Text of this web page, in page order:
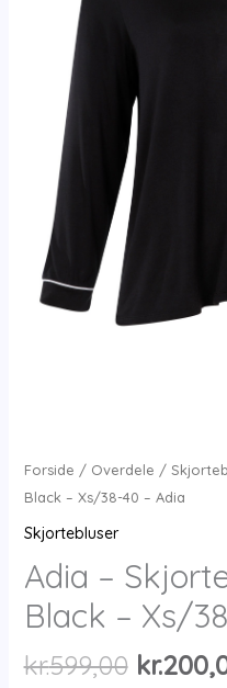
Forside / Overdele /
Black – Xs/38-40 – Adia
Skjortebluser
Adia –
Black – Xs/
kr.599,00 Den
kr.